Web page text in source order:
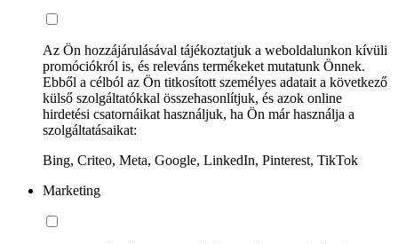
Az Ön hozzájárulásával tájékoztatjuk a weboldalunkon kívüli
promóciókról is, és releváns termékeket mutatunk Önnek.
Ebből a célból az Ön titkosított személyes adatait a következő
külső szolgáltatókkal összehasonlítjuk, és azok online
hirdetési csatornáikat használjuk, ha Ön már használja a
szolgáltatásaikat:
Bing, Criteo, Meta, Google, LinkedIn, Pinterest, TikTok
Marketing